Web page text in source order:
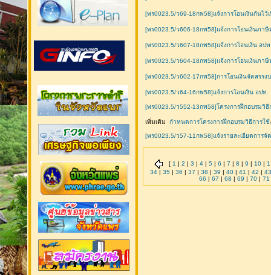
[พร0023.5/ว69-18กพ58]แจ้งการโอนเงินกันไ
[พร0023.5/ว606-18กพ58]แจ้งการโอนเงินภ
[พร0023.5/ว607-18กพ58]แจ้งการโอนเงิน อป
[พร0023.5/ว604-18กพ58]แจ้งการโอนเงินภา
[พร0023.5/ว602-17กพ58]การโอนเงินจัดสรร
[พร0023.5/ว64-16กพ58]แจ้งการโอนเงิน อปท.
[พร0023.5/ว552-13กพ58]โครงการฝึกอบรมวิ
เพิ่มเติม กำหนดการโครงการฝึกอบรมวิธีการใ
[พร0023.5/ว57-11กพ58]แจ้งรายละเอียดการจั
[ 1 | 2 | 3 | 4| 5| 6 | 7 | 8 | 9 | 10|
34 | 35 | 36 | 37 | 38 | 39 | 40 | 41 | 42 | 43
66 | 67 | 68 | 69 | 70| 71